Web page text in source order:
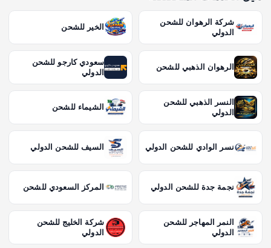
شركة الرهوان للشحن
الدولي
الخير للشحن
الرهوان الذهبي للشحن
سعودي كارجو للشحن
الدولي
النسر الذهبي للشحن
الدولي
الشيماء للشحن
نسر الوادي للشحن الدولي السيف للشحن الدولي
نجمة جدة للشحن الدولي المركز السعودي للشحن
النمر المهاجر للشحن
الدولي
شركة الخليج للشحن
الدولي